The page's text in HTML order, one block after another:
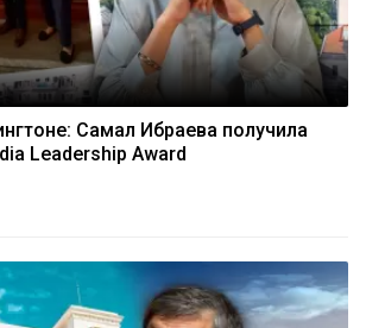
Самал Ибраева получила
Leadership Award